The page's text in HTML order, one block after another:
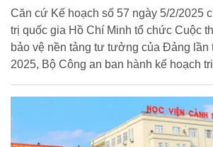
Căn cứ Kế hoạch số 57 ngày 5/2/2025
trị quốc gia Hồ Chí Minh tổ chức Cuộc
bảo vệ nền tảng tư tưởng của Đảng lần
2025, Bộ Công an ban hành kế hoạch